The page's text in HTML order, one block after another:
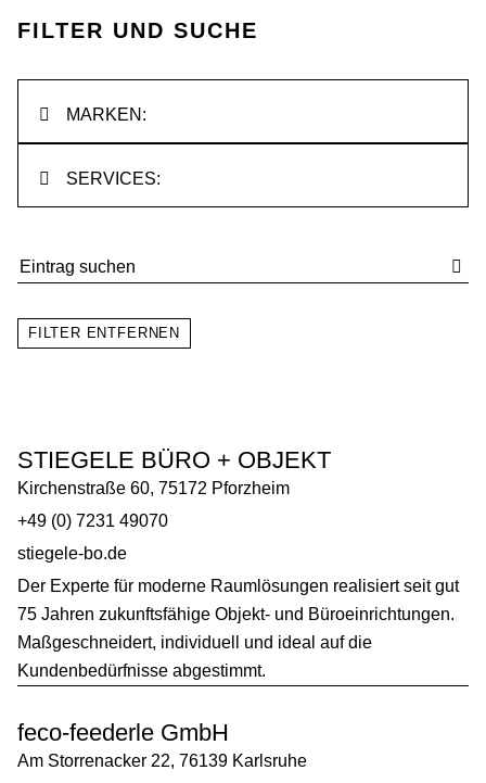
FILTER UND SUCHE
MARKEN:
SERVICES:
FILTER ENTFERNEN
STIEGELE BÜRO + OBJEKT
Der Experte für moderne Raumlösungen realisiert seit gut
75 Jahren zukunftsfähige Objekt- und Büroeinrichtungen.
Maßgeschneidert, individuell und ideal auf die
Kundenbedürfnisse abgestimmt.
Kirchenstraße 60, 75172 Pforzheim
+49 (0) 7231 49070
stiegele-bo.de
feco-feederle GmbH
Am Storrenacker 22, 76139 Karlsruhe